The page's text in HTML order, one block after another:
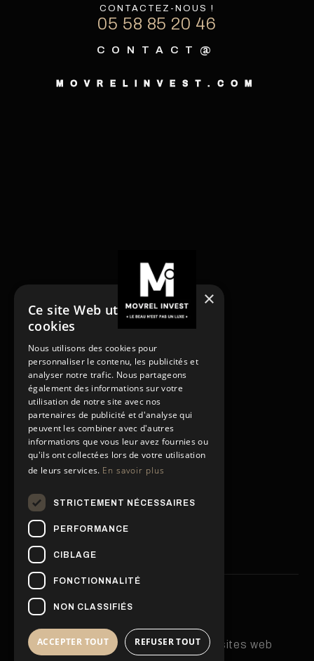
CONTACTEZ-NOUS !
05 58 85 20 46
CONTACT@
MOVRELINVEST.COM
Acheter
Acheter
Vendre
Vendre
Louer
Louer
Rénover
Rénover
Gestion locative
Gestion locative
PAGES
Contact
Contact
Conditions générales
Politique de confidentialité
Mentions légales
Mentions légales
© 2026 Movrel Invest
La Casa Marketing, création de sites web
×
Ce site Web utilise des
cookies
Nous utilisons des cookies pour
personnaliser le contenu, les publicités et
analyser notre trafic. Nous partageons
également des informations sur votre
utilisation de notre site avec nos
partenaires de publicité et d'analyse qui
peuvent les combiner avec d'autres
informations que vous leur avez fournies ou
qu'ils ont collectées lors de votre utilisation
de leurs services. En savoir plus
STRICTEMENT NÉCESSAIRES
PERFORMANCE
CIBLAGE
FONCTIONNALITÉ
NON CLASSIFIÉS
ACCEPTER TOUT REFUSER TOUT